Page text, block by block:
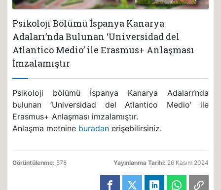
Psikoloji Bölümü İspanya Kanarya
Adaları’nda Bulunan ‘Universidad del
Atlantico Medio’ ile Erasmus+ Anlaşması
İmzalamıştır
Psikoloji bölümü İspanya Kanarya Adaları’nda
bulunan ‘Universidad del Atlantico Medio’ ile
Erasmus+ Anlaşması imzalamıştır.
Anlaşma metnine buradan erişebilirsiniz.
Görüntülenme: 578 Yayınlanma Tarihi: 26 Kasım 2024